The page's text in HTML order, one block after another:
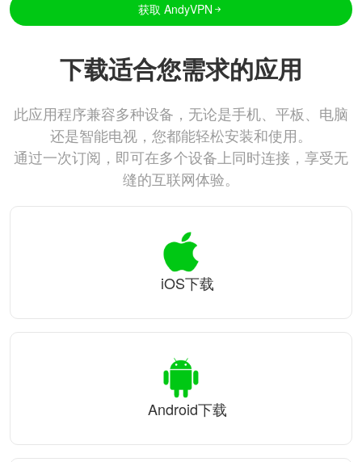
获取 AndyVPN
下载适合您需求的应用
此应用程序兼容多种设备，无论是手机、平板、电脑
还是智能电视，您都能轻松安装和使用。
通过一次订阅，即可在多个设备上同时连接，享受无
缝的互联网体验。
iOS下载
Android下载